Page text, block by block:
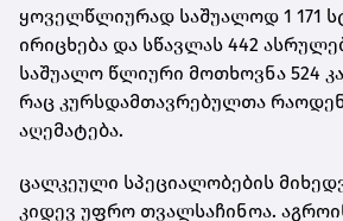
ყოველწლიურად საშუალოდ 1 171
ირიცხება და სწავლას 442
საშუალო წლიური მოთხოვნა 524
რაც კურსდამთავრებულთა
აღემატება.
ცალკეული სპეციალობების
კიდევ უფრო თვალსაჩინოა.